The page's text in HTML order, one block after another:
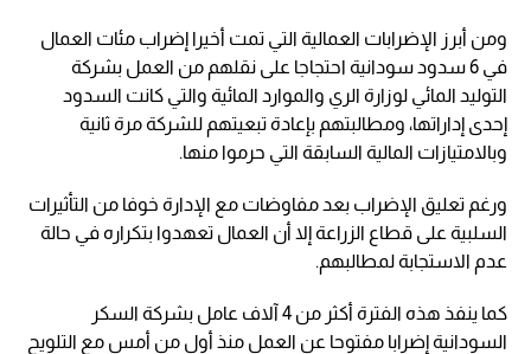
ومن أبرز الإضرابات العمالية التي تمت أخيرا إضراب مئات العمال
في 6 سدود سودانية احتجاجا على نقلهم من العمل بشركة
التوليد المائي لوزارة الري والموارد المائية والتي كانت السدود
إحدى إداراتها، ومطالبتهم بإعادة تبعيتهم للشركة مرة ثانية
وبالامتيازات المالية السابقة التي حرموا منها.
ورغم تعليق الإضراب بعد مفاوضات مع الإدارة خوفا من التأثيرات
السلبية على قطاع الزراعة إلا أن العمال تعهدوا بتكراره في حالة
عدم الاستجابة لمطالبهم.
كما ينفذ هذه الفترة أكثر من 4 آلاف عامل بشركة السكر
السودانية إضرابا مفتوحا عن العمل منذ أول من أمس مع التلويح